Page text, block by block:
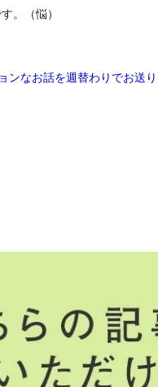
。（悩）
ンなお話を週替わりでお送